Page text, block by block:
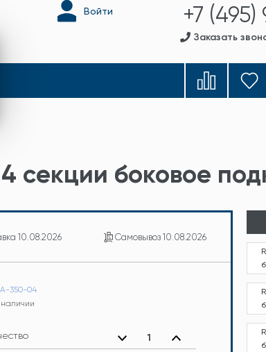
Войти +7
Заказать
секции боковое
10.08.2026 Самовывоз 10.08.2026
350-04
наличии